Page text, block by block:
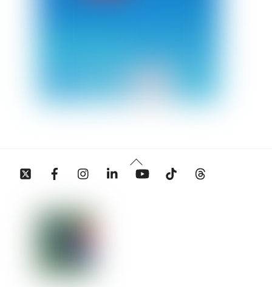
Back
To
Twitter Facebook InstagramLinkedin YouTube Tiktok